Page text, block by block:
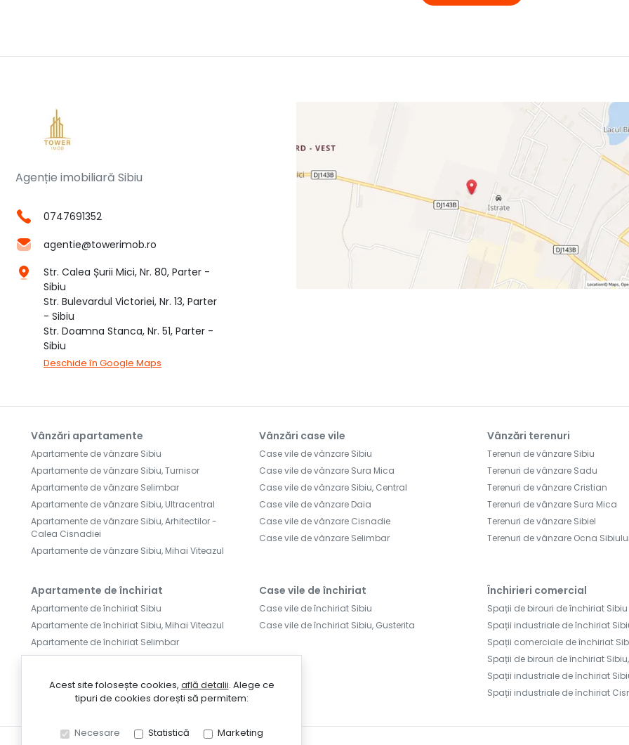
Agenție imobiliară Sibiu
0747691352
agentie@towerimob.ro
Str. Calea Șurii Mici, Nr. 80, Parter -
Sibiu
Str. Bulevardul Victoriei, Nr. 13, Parter
- Sibiu
Str. Doamna Stanca, Nr. 51, Parter -
Sibiu
Deschide în Google Maps
Vânzări apartamente
Apartamente de vânzare Sibiu
Apartamente de vânzare Sibiu, Turnisor
Apartamente de vânzare Selimbar
Apartamente de vânzare Sibiu, Ultracentral
Apartamente de vânzare Sibiu, Arhitectilor -
Calea Cisnadiei
Apartamente de vânzare Sibiu, Mihai Viteazul
Vânzări case vile
Case vile de vânzare Sibiu
Case vile de vânzare Sura Mica
Case vile de vânzare Sibiu, Central
Case vile de vânzare Daia
Case vile de vânzare Cisnadie
Case vile de vânzare Selimbar
Vânzări terenuri
Terenuri de vânzare Sibiu
Terenuri de vânzare Sadu
Terenuri de vânzare Cristian
Terenuri de vânzare Sura Mica
Terenuri de vânzare Sibiel
Terenuri de vânzare Ocna Sibiului
Apartamente de închiriat
Apartamente de închiriat Sibiu
Apartamente de închiriat Sibiu, Mihai Viteazul
Apartamente de închiriat Selimbar
Apartamente de închiriat Sibiu, Turnisor
Apartamente de închiriat Sibiu, Strand
Case vile de închiriat
Case vile de închiriat Sibiu
Case vile de închiriat Sibiu, Gusterita
Închirieri comercial
Spații de birouri de închiriat Sibiu
Spații industriale de închiriat
Spații comerciale de închiriat
Spații de birouri de închiriat
Spații industriale de închiriat
Spații industriale de închiriat
Acest site folosește cookies, află detalii. Alege ce
tipuri de cookies dorești să permitem:
Necesare Statistică Marketing